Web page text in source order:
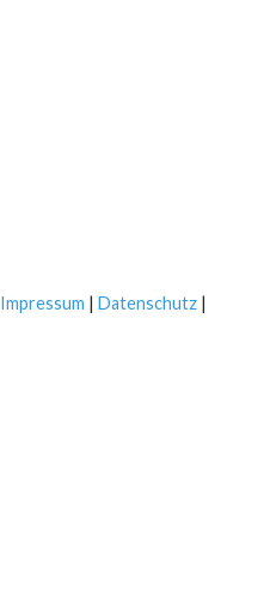
Impressum | Datenschutz |